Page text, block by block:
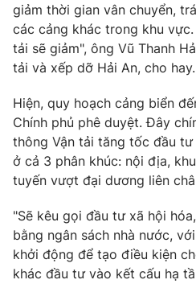
Liên hệ tòa soạn
THỜI BÁO VTV
Theo dõi báo trên
Cơ quan chủ quản:Đài Truyền
Cơ quan báo chí:Thời báo VTV
Giấy phép hoạt động báo in và
giảm thời gian vân chuyển,
các cảng khác trong khu
tải sẽ giảm", ông Vũ Thanh
tải và xếp dỡ Hải An, cho hay.
Hiện, quy hoạch cảng biển
Chính phủ phê duyệt. Đây
thông Vận tải tăng tốc đầu
ở cả 3 phân khúc: nội địa,
tuyến vượt đại dương liên
"Sẽ kêu gọi đầu tư xã hội
bằng ngân sách nhà nước,
khởi động để tạo điều kiện
khác đầu tư vào kết cấu hạ